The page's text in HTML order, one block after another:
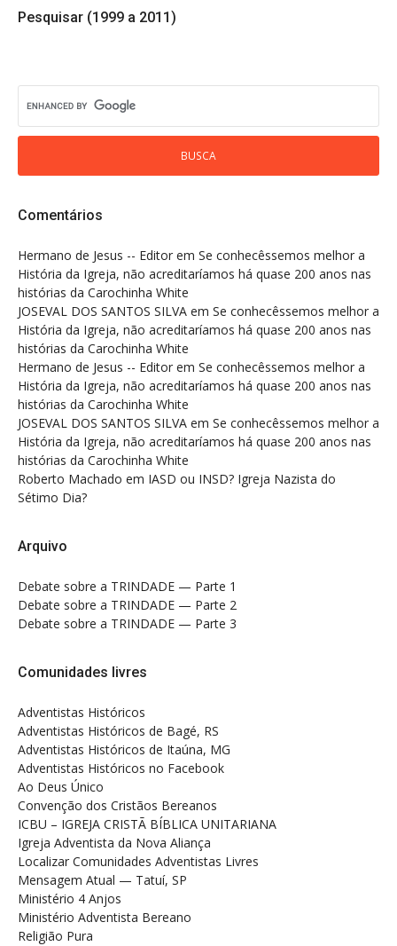
Pesquisar (1999 a 2011)
Comentários
Hermano de Jesus -- Editor em Se conhecêssemos melhor a
História da Igreja, não acreditaríamos há quase 200 anos nas
histórias da Carochinha White
JOSEVAL DOS SANTOS SILVA em Se conhecêssemos melhor a
História da Igreja, não acreditaríamos há quase 200 anos nas
histórias da Carochinha White
Hermano de Jesus -- Editor em Se conhecêssemos melhor a
História da Igreja, não acreditaríamos há quase 200 anos nas
histórias da Carochinha White
JOSEVAL DOS SANTOS SILVA em Se conhecêssemos melhor a
História da Igreja, não acreditaríamos há quase 200 anos nas
histórias da Carochinha White
Roberto Machado em IASD ou INSD? Igreja Nazista do
Sétimo Dia?
Arquivo
Debate sobre a TRINDADE — Parte 1
Debate sobre a TRINDADE — Parte 2
Debate sobre a TRINDADE — Parte 3
Comunidades livres
Adventistas Históricos
Adventistas Históricos de Bagé, RS
Adventistas Históricos de Itaúna, MG
Adventistas Históricos no Facebook
Ao Deus Único
Convenção dos Cristãos Bereanos
ICBU – IGREJA CRISTÃ BÍBLICA UNITARIANA
Igreja Adventista da Nova Aliança
Localizar Comunidades Adventistas Livres
Mensagem Atual — Tatuí, SP
Ministério 4 Anjos
Ministério Adventista Bereano
Religião Pura